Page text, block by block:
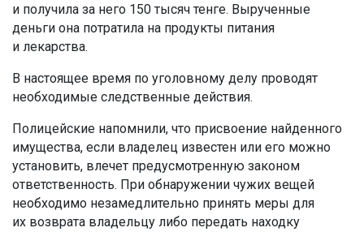
и получила за него 150 тысяч тенге. Вырученные
деньги она потратила на продукты питания
и лекарства.
В настоящее время по уголовному делу проводят
необходимые следственные действия.
Полицейские напомнили, что присвоение найденного
имущества, если владелец известен или его можно
установить, влечет предусмотренную законом
ответственность. При обнаружении чужих вещей
необходимо незамедлительно принять меры для
их возврата владельцу либо передать находку